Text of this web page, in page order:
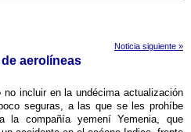
Noticia siguiente »
aerolí­neas
no incluir en la undécima actualización
seguras, a las que se les prohí­be
la compañí­a yemení­ Yemenia, que